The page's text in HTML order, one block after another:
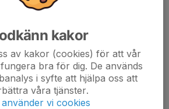
hjälpa till med att baka något smarrigt
Välj själv vad ni vill baka: kladdkaka,
kakor
av kakor (cookies) för att vår
bra för dig. De används
i syfte att hjälpa oss att
våra tjänster.
använder vi cookies